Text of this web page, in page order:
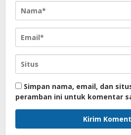
Simpan nama, email, dan
peramban ini untuk komentar